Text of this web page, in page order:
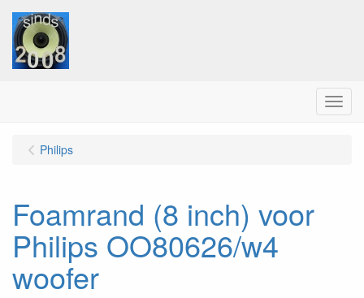
Menu
Philips
Foamrand (8 inch) voor
Philips OO80626/w4
woofer